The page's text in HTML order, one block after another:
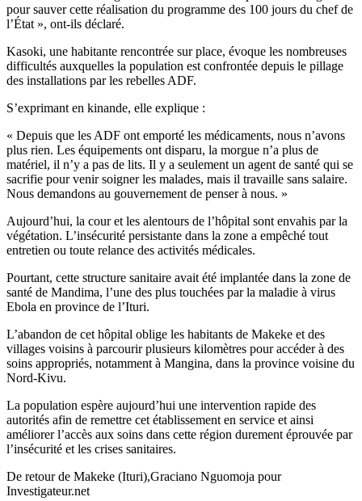
pour sauver cette réalisation du programme des 100 jours du chef de
l’État », ont-ils déclaré.
Kasoki, une habitante rencontrée sur place, évoque les nombreuses
difficultés auxquelles la population est confrontée depuis le pillage
des installations par les rebelles ADF.
S’exprimant en kinande, elle explique :
« Depuis que les ADF ont emporté les médicaments, nous n’avons
plus rien. Les équipements ont disparu, la morgue n’a plus de
matériel, il n’y a pas de lits. Il y a seulement un agent de santé qui se
sacrifie pour venir soigner les malades, mais il travaille sans salaire.
Nous demandons au gouvernement de penser à nous. »
Aujourd’hui, la cour et les alentours de l’hôpital sont envahis par la
végétation. L’insécurité persistante dans la zone a empêché tout
entretien ou toute relance des activités médicales.
Pourtant, cette structure sanitaire avait été implantée dans la zone de
santé de Mandima, l’une des plus touchées par la maladie à virus
Ebola en province de l’Ituri.
L’abandon de cet hôpital oblige les habitants de Makeke et des
villages voisins à parcourir plusieurs kilomètres pour accéder à des
soins appropriés, notamment à Mangina, dans la province voisine du
Nord-Kivu.
La population espère aujourd’hui une intervention rapide des
autorités afin de remettre cet établissement en service et ainsi
améliorer l’accès aux soins dans cette région durement éprouvée par
l’insécurité et les crises sanitaires.
De retour de Makeke (Ituri),Graciano Nguomoja pour
Investigateur.net